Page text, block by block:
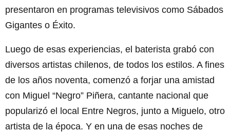
presentaron en programas televisivos como Sábados
Gigantes o Éxito.
Luego de esas experiencias, el baterista grabó con
diversos artistas chilenos, de todos los estilos. A fines
de los años noventa, comenzó a forjar una amistad
con Miguel “Negro” Piñera, cantante nacional que
popularizó el local Entre Negros, junto a Miguelo, otro
artista de la época. Y en una de esas noches de